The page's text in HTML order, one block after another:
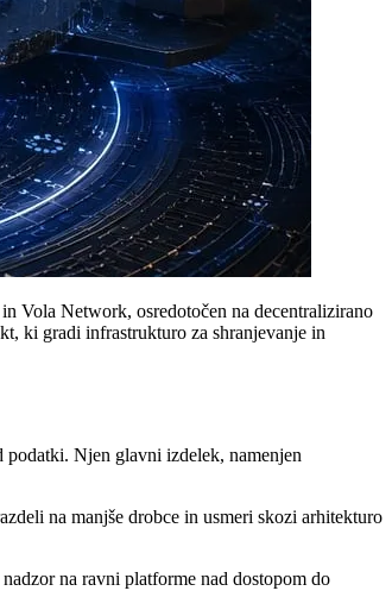
Vola Network, osredotočen na decentralizirano
ki gradi infrastrukturo za shranjevanje in
Njen glavni izdelek, namenjen
na manjše drobce in usmeri skozi arhitekturo
na ravni platforme nad dostopom do